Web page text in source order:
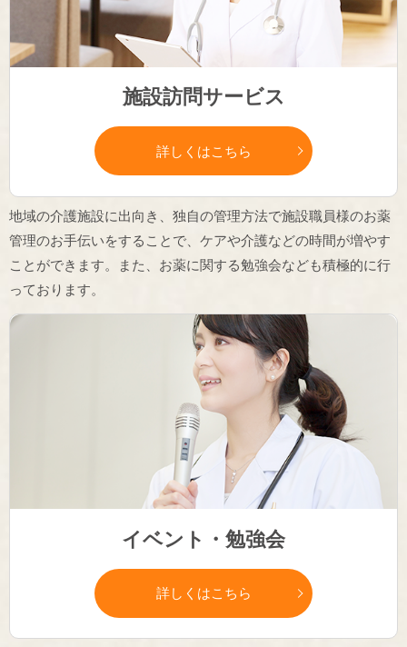
施設訪問サービス
詳しくはこちら
地域の介護施設に出向き、独自の管理方法で施設職員様のお薬
管理のお手伝いをすることで、ケアや介護などの時間が増やす
ことができます。また、お薬に関する勉強会なども積極的に行
っております。
イベント・勉強会
詳しくはこちら